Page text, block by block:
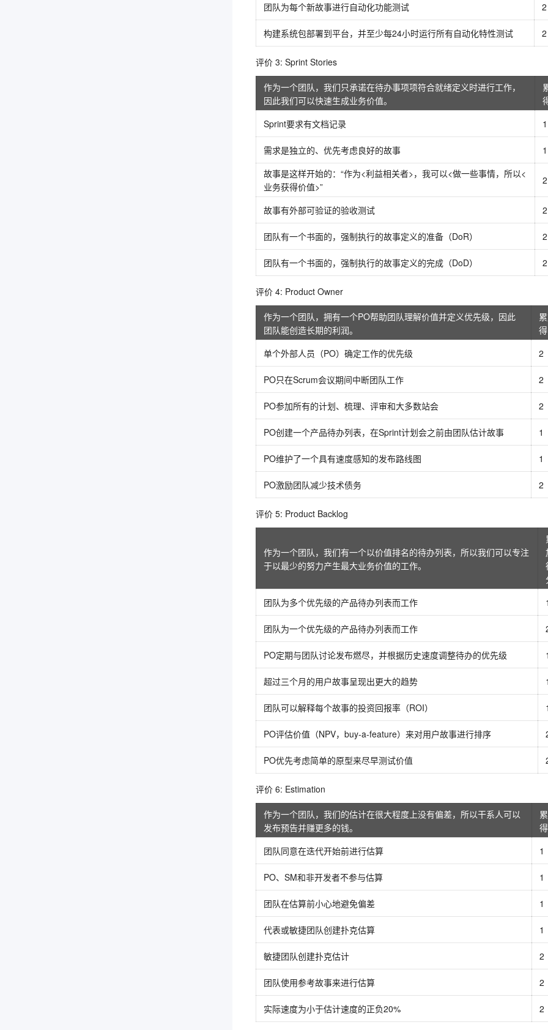
团队为每个新故事进行自动化功能测试 2
构建系统包部署到平台，并至少每24小时运行所有自动化特性测试 2
评价 3: Sprint Stories
作为一个团队，我们只承诺在待办事项项符合就绪定义时进行工作，
因此我们可以快速生成业务价值。
Sprint要求有文档记录
1
需求是独立的、优先考虑良好的故事
1
故事是这样开始的：“作为<利益相关者>，我可以<做一些事情，所以<
业务获得价值>”
2
故事有外部可验证的验收测试 2
团队有一个书面的，强制执行的故事定义的准备（DoR） 2
团队有一个书面的，强制执行的故事定义的完成（DoD） 2
评价 4: Product Owner
作为一个团队，拥有一个PO帮助团队理解价值并定义优先级，因此
团队能创造长期的利润。
单个外部人员（PO）确定工作的优先级
2
PO只在Scrum会议期间中断团队工作 2
PO参加所有的计划、梳理、评审和大多数站会 2
PO创建一个产品待办列表，在Sprint计划会之前由团队估计故事 1
PO维护了一个具有速度感知的发布路线图 1
PO激励团队减少技术债务 2
评价 5: Product Backlog
作为一个团队，我们有一个以价值排名的待办列表，所以我们可以专注
于以最少的努力产生最大业务价值的工作。
团队为多个优先级的产品待办列表而工作
团队为一个优先级的产品待办列表而工作
PO定期与团队讨论发布燃尽，并根据历史速度调整待办的优先级
超过三个月的用户故事呈现出更大的趋势
团队可以解释每个故事的投资回报率（ROI）
PO评估价值（NPV，buy-a-feature）来对用户故事进行排序
PO优先考虑简单的原型来尽早测试价值
评价 6: Estimation
作为一个团队，我们的估计在很大程度上没有偏差，所以干系人可以
发布预告并赚更多的钱。
团队同意在迭代开始前进行估算
1
PO、SM和非开发者不参与估算 1
团队在估算前小心地避免偏差 1
代表或敏捷团队创建扑克估算 1
敏捷团队创建扑克估计 2
团队使用参考故事来进行估算 2
实际速度为小于估计速度的正负20% 2